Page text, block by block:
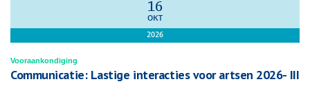
16
OKT
2026
Vooraankondiging
Communicatie: Lastige interacties voor artsen 2026- III